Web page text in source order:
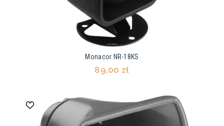
Monacor NR-18KS
89,00 zł